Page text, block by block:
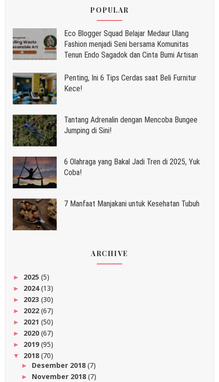
POPULAR
Eco Blogger Squad Belajar Medaur Ulang
Fashion menjadi Seni bersama Komunitas
Tenun Endo Sagadok dan Cinta Bumi Artisan
Penting, Ini 6 Tips Cerdas saat Beli Furnitur
Kece!
Tantang Adrenalin dengan Mencoba Bungee
Jumping di Sini!
6 Olahraga yang Bakal Jadi Tren di 2025, Yuk
Coba!
7 Manfaat Manjakani untuk Kesehatan Tubuh
ARCHIVE
► 2025 (5)
► 2024(13)
► 2023 (30)
► 2022 (67)
► 2021 (50)
► 2020 (67)
► 2019(95)
▼ 2018 (70)
► Desember 2018 (7)
► November 2018 (7)